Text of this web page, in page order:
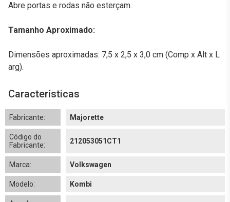
Abre portas e rodas não esterçam.
Tamanho Aproximado:
Dimensões aproximadas: 7,5 x 2,5 x 3,0 cm (Comp x Alt x L
arg).
Características
Fabricante: Majorette
Código do
Fabricante:
212053051CT1
Marca: Volkswagen
Modelo: Kombi